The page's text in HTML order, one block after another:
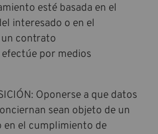
esté basada en el
interesado o en el
contrato
por medios
Oponerse a que datos
sean objeto de un
el cumplimiento de